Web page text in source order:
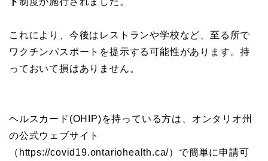
これにより、今後はレストランや学校など、至る所で
ワクチンパスポートを提示する可能性があります。持
っておいて損はありません。
ヘルスカード(OHIP)を持っている方は、オンタリオ州
の公式ウェブサイト
（https://covid19.ontariohealth.ca/）で簡単に申請可